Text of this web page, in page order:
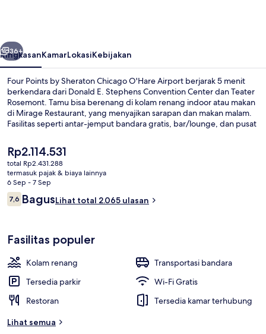
O'Hare
Airport
Berikutnya
36+
RingkasanKamarLokasiKebijakan
Four Points by Sheraton Chicago O'Hare Airport berjarak 5 menit
berkendara dari Donald E. Stephens Convention Center dan Teater
Rosemont. Tamu bisa berenang di kolam renang indoor atau makan
di Mirage Restaurant, yang menyajikan sarapan dan makan malam.
Fasilitas seperti antar-jemput bandara gratis, bar/lounge, dan pusat
tempat tidur di kamar dan staf.
Harga
saat
ini
Rp2.114.531
Rp2.114.531
total Rp2.431.288
termasuk pajak & biaya lainnya
6 Sep - 7 Sep
Ulasan
7,67,6 dari 10
BagusLihat total 2.065 ulasan
Fasilitas populer
Kolam renang
Transportasi bandara
Tersedia parkir
Wi-Fi Gratis
Restoran
Tersedia kamar terhubung
Lihat semua